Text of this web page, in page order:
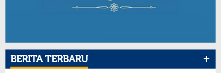
+
BERITA TERBARU